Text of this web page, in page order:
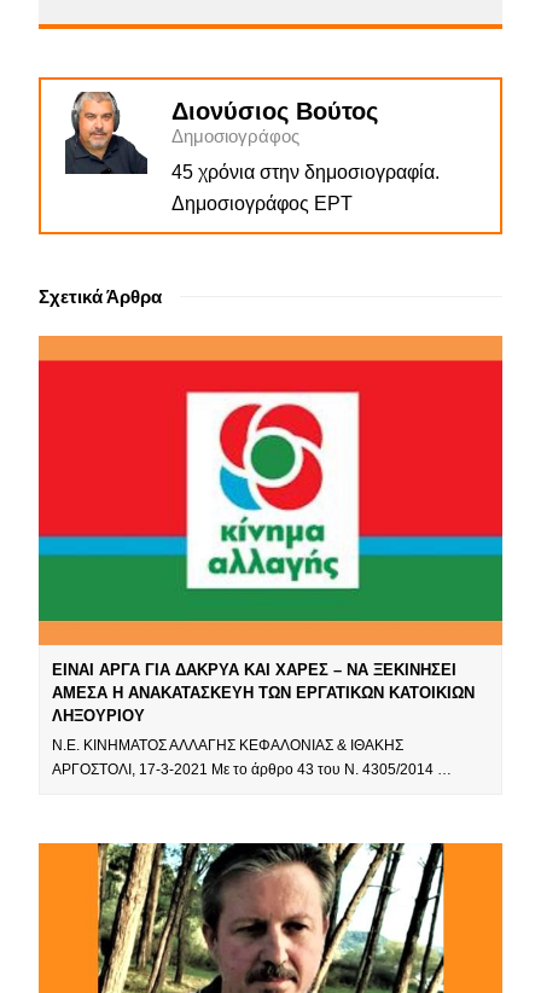
Διονύσιος Βούτος
Δημοσιογράφος
45 χρόνια στην δημοσιογραφία.
Δημοσιογράφος ΕΡΤ
Σχετικά Άρθρα
ΕΙΝΑΙ ΑΡΓΑ ΓΙΑ ΔΑΚΡΥΑ ΚΑΙ ΧΑΡΕΣ – ΝΑ ΞΕΚΙΝΗΣΕΙ
ΑΜΕΣΑ Η ΑΝΑΚΑΤΑΣΚΕΥΗ ΤΩΝ ΕΡΓΑΤΙΚΩΝ ΚΑΤΟΙΚΙΩΝ
ΛΗΞΟΥΡΙΟΥ
Ν.Ε. ΚΙΝΗΜΑΤΟΣ ΑΛΛΑΓΗΣ ΚΕΦΑΛΟΝΙΑΣ & ΙΘΑΚΗΣ
ΑΡΓΟΣΤΟΛΙ, 17-3-2021 Με το άρθρο 43 του Ν. 4305/2014 …